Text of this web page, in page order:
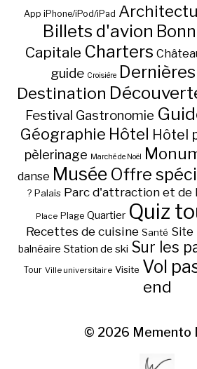
App iPhone/iPod/iPad
Billets d'avion
Capitale Charters
guide Croisière
Destination
Festival Gastronomie
Géographie Hôtel Hôtel
pèlerinage Marché de Noël
danse Musée Offre
? Palais Parc d'attraction et de
Place Plage Quartier Quiz
Recettes de cuisine Santé Site
balnéaire Station de ski Sur les
Tour Ville universitaire Visite Vol
end
© 2026 Memento